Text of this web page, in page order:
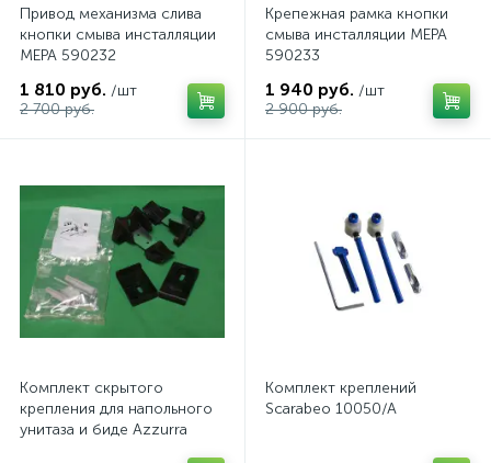
Привод механизма слива
кнопки смыва инсталляции
MEPA 590232
1 810 руб. /шт
2 700 руб.
Крепежная рамка кнопки
смыва инсталляции MEPA
590233
1 940 руб. /шт
2 900 руб.
Комплект скрытого
крепления для напольного
унитаза и биде Azzurra
Комплект креплений
Scarabeo 10050/A